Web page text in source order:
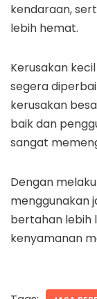
kendaraan,
lebih hemat.
Kerusakan
segera
kerusakan
baik dan
sangat
Dengan
menggunakan
bertahan lebih
kenyamanan